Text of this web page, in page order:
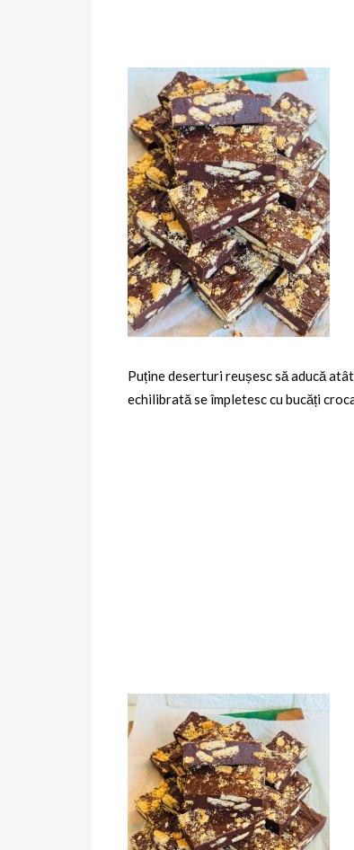
Puține deserturi reușesc să aducă
echilibrată se împletesc cu bucăți